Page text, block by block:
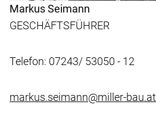
Markus Seimann
GESCHÄFTSFÜHRER
Telefon: 07243/ 53050 - 12
markus.seimann@miller-bau.at